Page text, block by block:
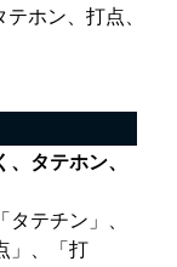
ホン、打点、
タテホン、
テチン」、
」、「打